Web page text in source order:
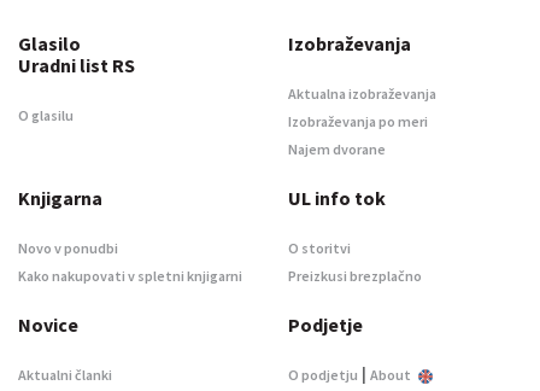
Glasilo
Uradni list RS
O glasilu
Izobraževanja
Aktualna izobraževanja
Izobraževanja po meri
Najem dvorane
Knjigarna
Novo v ponudbi
Kako nakupovati v spletni knjigarni
UL info tok
O storitvi
Preizkusi brezplačno
Novice
Aktualni članki
Podjetje
O podjetju | About